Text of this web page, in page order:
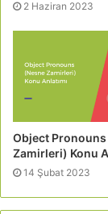
2 Haziran 2023
Object
Zamirleri) Konu
14 Şubat 2023